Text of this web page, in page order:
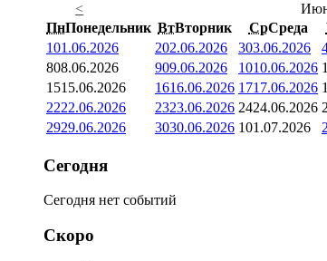
<
ПнПонедельник ВтВторник СрСреда
101.06.2026 202.06.2026 303.06.2026
808.06.2026 909.06.2026 1010.06.2026
1515.06.2026 1616.06.2026 1717.06.2026
2222.06.2026 2323.06.2026 2424.06.2026
2929.06.2026 3030.06.2026 101.07.2026 2
Сегодня
Сегодня нет событий
Скоро